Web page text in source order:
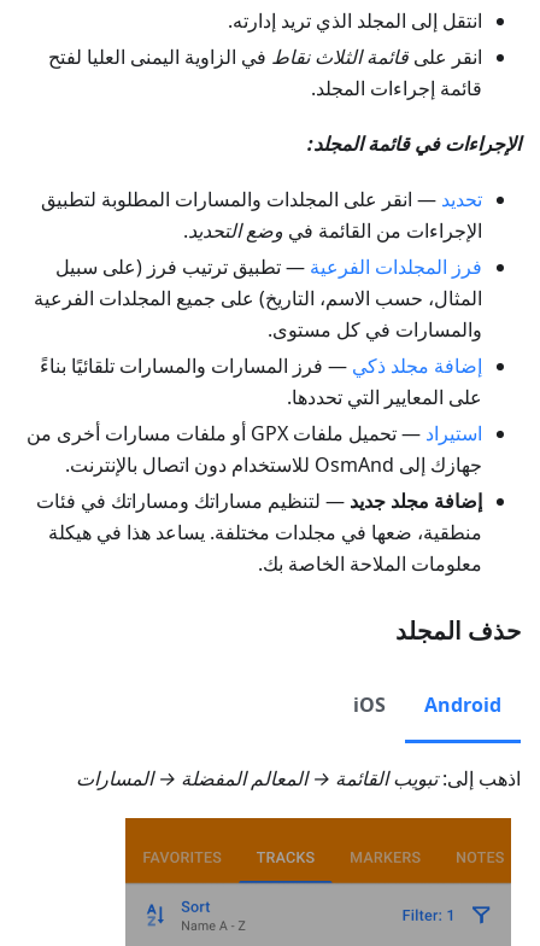
انتقل إلى المجلد الذي تريد إدارته.
انقر على قائمة الثلاث نقاط في الزاوية اليمنى العليا لفتح
قائمة إجراءات المجلد.
الإجراءات في قائمة المجلد:
تحديد — انقر على المجلدات والمسارات المطلوبة لتطبيق
الإجراءات من القائمة في وضع التحديد.
فرز المجلدات الفرعية — تطبيق ترتيب فرز (على سبيل
المثال، حسب الاسم، التاريخ) على جميع المجلدات الفرعية
والمسارات في كل مستوى.
إضافة مجلد ذكي — فرز المسارات والمسارات تلقائيًا بناءً
على المعايير التي تحددها.
استيراد
— تحميل ملفات GPX أو ملفات مسارات أخرى من
جهازك إلى OsmAnd للاستخدام دون اتصال بالإنترنت.
إضافة مجلد جديد — لتنظيم مساراتك ومساراتك في فئات
منطقية، ضعها في مجلدات مختلفة. يساعد هذا في هيكلة
معلومات الملاحة الخاصة بك.
حذف المجلد
Android
iOS
اذهب إلى:تبويبالقائمة → المعالم المفضلة → المسارات